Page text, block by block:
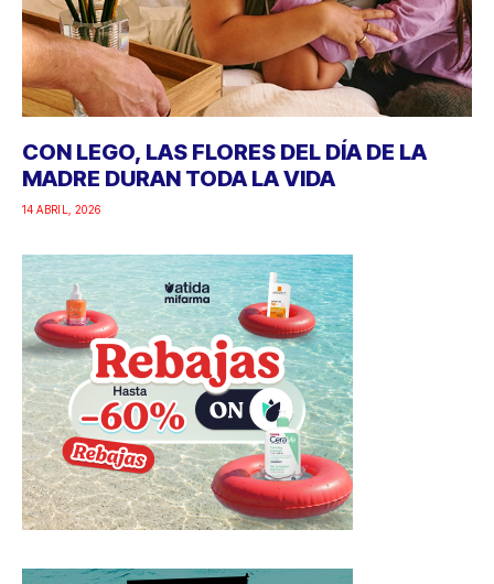
CON LEGO, LAS FLORES DEL DÍA DE LA
MADRE DURAN TODA LA VIDA
14 ABRIL, 2026